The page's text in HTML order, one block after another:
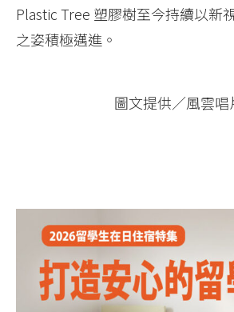
Plastic Tree 塑膠樹至今持續以新
之姿積極邁進。
圖文提供／風雲唱